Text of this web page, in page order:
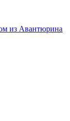
из Авантюрина